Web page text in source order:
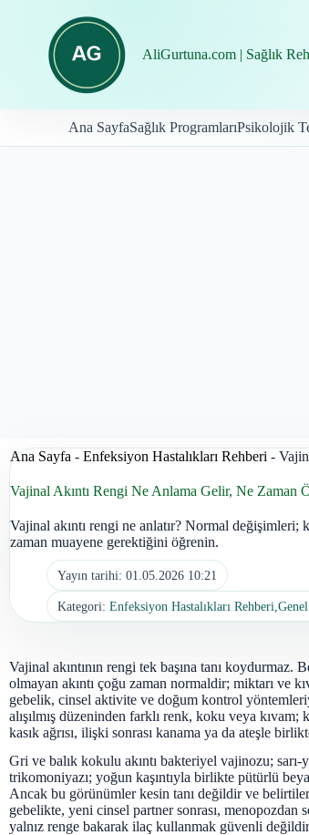
AliGurtuna.com | Sağlık
Ana SayfaSağlık ProgramlarıPsikolojik
Ana Sayfa - Enfeksiyon Hastalıkları Rehberi -
Vajinal Akıntı Rengi Ne Anlama Gelir, Ne Zaman
Vajinal akıntı rengi ne anlatır? Normal değişimleri;
zaman muayene gerektiğini öğrenin.
Yayın tarihi: 01.05.2026 10:21
Kategori: Enfeksiyon Hastalıkları Rehberi
Vajinal akıntının rengi tek başına tanı
olmayan akıntı çoğu zaman normaldir; miktarı ve
gebelik, cinsel aktivite ve doğum kontrol
alışılmış düzeninden farklı renk, koku veya kıvam;
kasık ağrısı, ilişki sonrası kanama ya da ateşle
Gri ve balık kokulu akıntı bakteriyel vajinozu; sarı-
trikomoniyazı; yoğun kaşıntıyla birlikte pütürlü
Ancak bu görünümler kesin tanı değildir ve
gebelikte, yeni cinsel partner sonrası, menopozdan
yalnız renge bakarak ilaç kullanmak güvenli